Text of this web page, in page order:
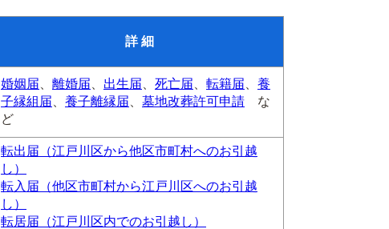
詳 細
婚姻届 離婚届 出生届 死亡届 転籍届
養
子縁組届
養子離縁届 墓地改葬許可申請 な
ど
転出届（江戸川区から他区市町村へのお引越
し）
転入届（他区市町村から江戸川区へのお引越
し）
転居届（江戸川区内でのお引越し）